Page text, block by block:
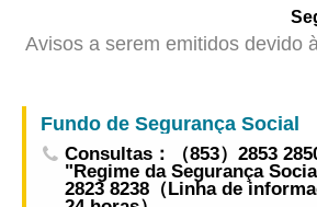
atribuído um horário específico
prévia
Avisos a serem emitidos devido
Fundo de Segurança Social
Consultas：（853）2853
"Regime da Segurança
2823 8238（Linha de